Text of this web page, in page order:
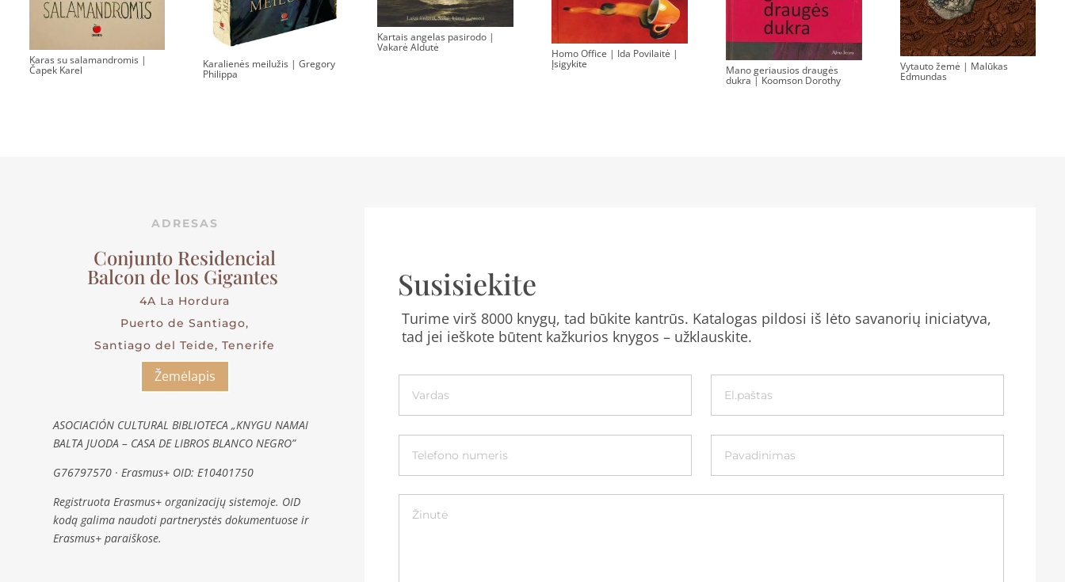
Karas su salamandromis |
Čapek Karel Karalienės meilužis | Gregory
Philippa
Kartais angelas pasirodo |
Vakarė Aldutė Homo Office | Ida Povilaitė |
Įsigykite Mano geriausios draugės
dukra | Koomson Dorothy
Vytauto žemė | Malūkas
Edmundas
ADRESAS
Conjunto Residencial
Balcon de los Gigantes
4A La Hordura
Puerto de Santiago,
Santiago del Teide, Tenerife
Žemėlapis
ASOCIACIÓN CULTURAL BIBLIOTECA „KNYGU NAMAI
BALTA JUODA – CASA DE LIBROS BLANCO NEGRO”
G76797570 · Erasmus+ OID: E10401750
Registruota Erasmus+ organizacijų sistemoje. OID
kodą galima naudoti partnerystės dokumentuose ir
Erasmus+ paraiškose.
Susisiekite
Turime virš 8000 knygų, tad būkite kantrūs. Katalogas pildosi iš lėto savanorių iniciatyva,
tad jei ieškote būtent kažkurios knygos – užklauskite.